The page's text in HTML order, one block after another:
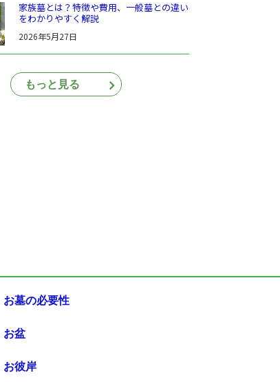
家族墓とは？特徴や費用、一般墓との違い
をわかりやすく解説
2026年5月27日
もっと見る
お墓の必要性
お盆
お彼岸